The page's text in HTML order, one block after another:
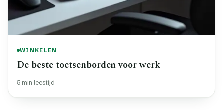
WINKELEN
De beste toetsenborden voor werk
5 min leestijd